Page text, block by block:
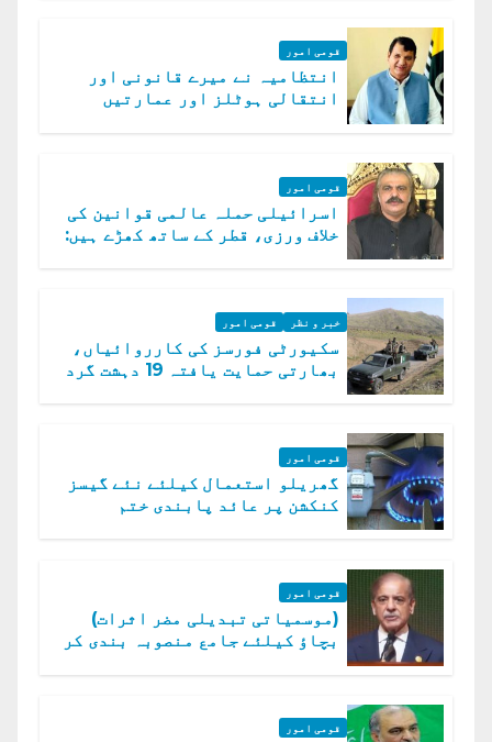
قومی امور
انتظامیہ نے میرے قانونی اور
انتقالی ہوٹلز اور عمارتیں
قومی امور
اسرائیلی حملہ عالمی قوانین کی
خلاف ورزی، قطر کے ساتھ کھڑے ہیں:
خبر و نظر قومی امور
سکیورٹی فورسز کی کارروائیاں،
بھارتی حمایت یافتہ 19 دہشت گرد
قومی امور
گھریلو استعمال کیلئے نئے گیسز
کنکشن پر عائد پابندی ختم
قومی امور
(موسمیاتی تبدیلی مضر اثرات)
بچاؤ کیلئے جامع منصوبہ بندی کر
قومی امور